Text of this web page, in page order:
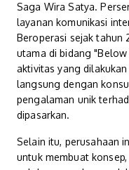
Saga Wira Satya.
layanan komunikasi
Beroperasi sejak tahun
utama di bidang
aktivitas yang
langsung dengan
pengalaman unik
dipasarkan.
Selain itu, perusahaan
untuk membuat